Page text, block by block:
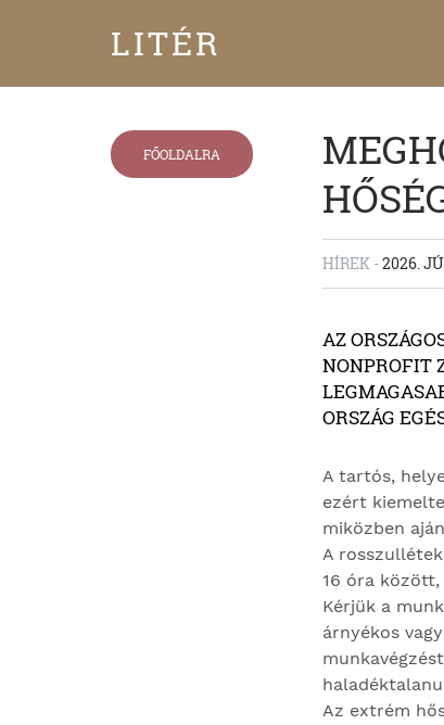
LITÉR
FŐOLDALRA
HÍREK -2026.
AZ
NONPROFIT
ORSZÁG
A tartós,
ezért
miközben
A
16 óra
Kérjük a
árnyékos
Az extrém